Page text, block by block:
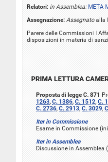
Relatori: in Assemblea: META
Assegnazione: Assegnatoalla
Parere delle Commissioni I
disposizioni in materia di
PRIMA LETTURA
Proposta di legge C. 871
1263, C. 1386, C. 1512, C.
C. 2736, C. 2913, C. 3029,
Iter in Commissione
Esame in Commissione
Iter in Assemblea
Discussione in